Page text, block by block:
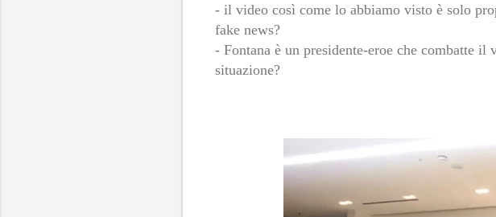
- il video così come lo abbiamo visto è solo
fake news?
- Fontana è un presidente-eroe che combatte il
situazione?